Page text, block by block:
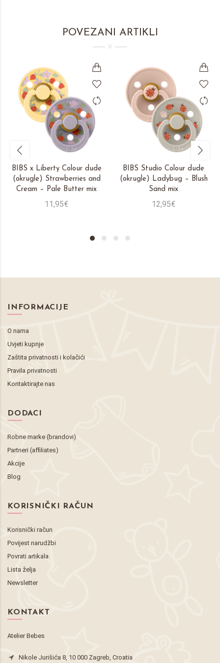
POVEZANI ARTIKLI
BIBS x Liberty Colour dude
(okrugle) Strawberries and
Cream – Pale Butter mix
11,95€
BIBS Studio Colour dude
(okrugle) Ladybug – Blush
Sand mix
12,95€
INFORMACIJE
O nama
Uvjeti kupnje
Zaštita privatnosti i kolačići
Pravila privatnosti
Kontaktirajte nas
DODACI
Robne marke (brandovi)
Partneri (affiliates)
Akcije
Blog
KORISNIČKI RAČUN
Korisnički račun
Povijest narudžbi
Povrati artikala
Lista želja
Newsletter
KONTAKT
Atelier Bebes
Nikole Jurišića 8, 10 000 Zagreb, Croatia